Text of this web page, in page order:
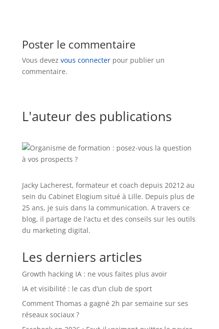
Poster le commentaire
Vous devez vous connecterpour publier un
commentaire.
L'auteur des publications
Jacky Lacherest, formateur et coach depuis 20212 au
sein du Cabinet Elogium situé à Lille. Depuis plus de
25 ans, je suis dans la communication. A travers ce
blog, il partage de l'actu et des conseils sur les outils
du marketing digital.
Les derniers articles
Growth hacking IA : ne vous faites plus avoir
IA et visibilité : le cas d’un club de sport
Comment Thomas a gagné 2h par semaine sur ses
réseaux sociaux ?